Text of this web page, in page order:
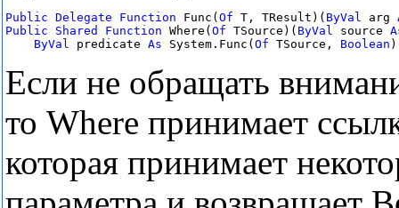
Public Delegate Function Func( Of T, TResult)( ByVal arg
Public
Shared Function Where( Of TSource)( ByVal source
ByVal predicate As System.Func( Of TSource, Boolean
Если не обращать
то Where принимает
которая принимает